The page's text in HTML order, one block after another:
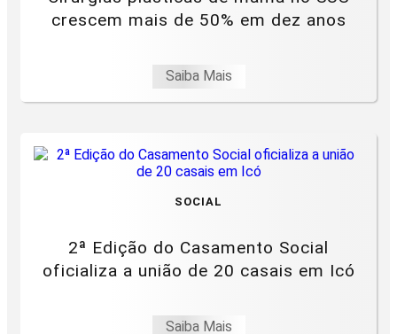
crescem mais de 50% em dez anos
Saiba Mais
SOCIAL
2ª Edição do Casamento Social
oficializa a união de 20 casais em Icó
Saiba Mais